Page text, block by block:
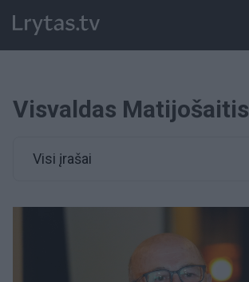
Visvaldas Matijošaitis
Visi įrašai